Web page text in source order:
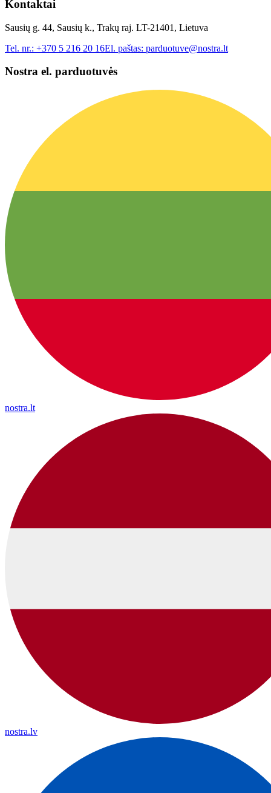
Kontaktai
Sausių g. 44, Sausių k., Trakų raj. LT-21401, Lietuva
Tel. nr.: +370 5 216 20 16El. paštas: parduotuve@nostra.lt
Nostra el. parduotuvės
nostra.lt
nostra.lv